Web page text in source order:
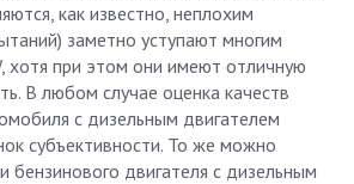
как известно, неплохим
заметно уступают многим
хотя при этом они имеют отличную
В любом случае оценка качеств
с дизельным двигателем
субъективности. То же можно
бензинового двигателя с дизельным